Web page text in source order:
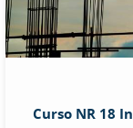
Curso NR 18